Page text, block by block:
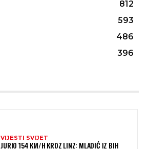
812
593
486
396
VIJESTI SVIJET
JURIO 154 KM/H KROZ LINZ: MLADIĆ IZ BIH